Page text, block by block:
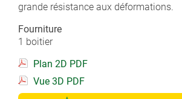
grande résistance aux déformations.
Fourniture
1 boitier
Plan 2D PDF
Vue 3D PDF